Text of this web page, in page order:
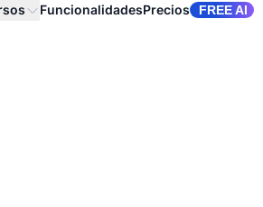
FuncionalidadesPrecios FREE AI